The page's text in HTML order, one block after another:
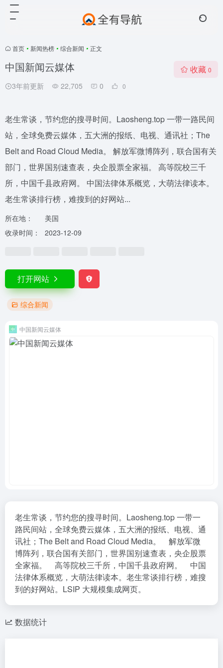
首页 • 新闻热榜 • 综合新闻 • 正文
中国新闻云媒体
3年前更新 22,705 0 0
收藏 0
老生常谈，节约您的搜寻时间。Laosheng.top 一带一路民间
站，全球免费云媒体，五大洲的报纸、电视、通讯社；The
Belt and Road Cloud Media。 解放军微博阵列，联合国有关
部门，世界国别速查表，央企股票全家福。 高等院校三千
所，中国千县政府网。 中国法律体系概览，大萌法律读本。
老生常谈排行榜，难搜到的好网站...
所在地：
美国
收录时间：
2023-12-09
打开网站
综合新闻
中国新闻云媒体
老生常谈，节约您的搜寻时间。Laosheng.top 一带一
路民间站，全球免费云媒体，五大洲的报纸、电视、通
讯社；The Belt and Road Cloud Media。 解放军微
博阵列，联合国有关部门，世界国别速查表，央企股票
全家福。 高等院校三千所，中国千县政府网。 中国
法律体系概览，大萌法律读本。老生常谈排行榜，难搜
到的好网站。LSIP 大规模集成网页。
数据统计